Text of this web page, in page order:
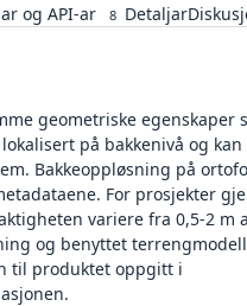
og API-ar 8 Detaljar
geometriske egenskaper
på bakkenivå og
Bakkeoppløsning på
For prosjekter
variere fra 0,5-2 m
og benyttet
til produktet oppgitt i